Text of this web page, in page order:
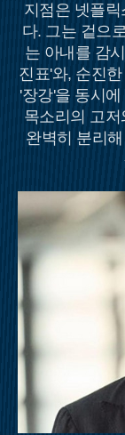
지점은 넷플
다. 그는 겉으
는 아내를 감
진표'와, 순진
'장강'을 동시
목소리의 고
완벽히 분리